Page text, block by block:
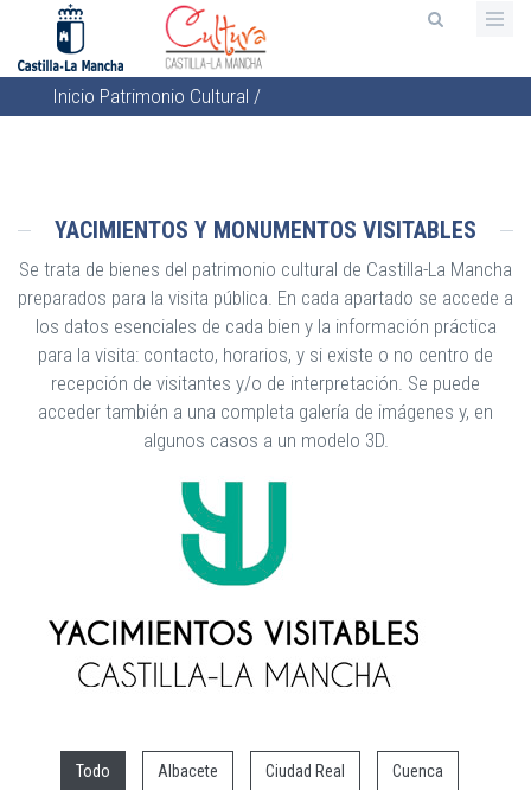
contenido
principal
Sobrescribir
ayuda
a
la
navegación
Inicio Patrimonio Cultural /
YACIMIENTOS Y MONUMENTOS VISITABLES
Se trata de bienes del patrimonio cultural de Castilla-La Mancha
preparados para la visita pública. En cada apartado se accede a
los datos esenciales de cada bien y la información práctica
para la visita: contacto, horarios, y si existe o no centro de
recepción de visitantes y/o de interpretación. Se puede
acceder también a una completa galería de imágenes y, en
algunos casos a un modelo 3D.
Todo Albacete Ciudad Real Cuenca